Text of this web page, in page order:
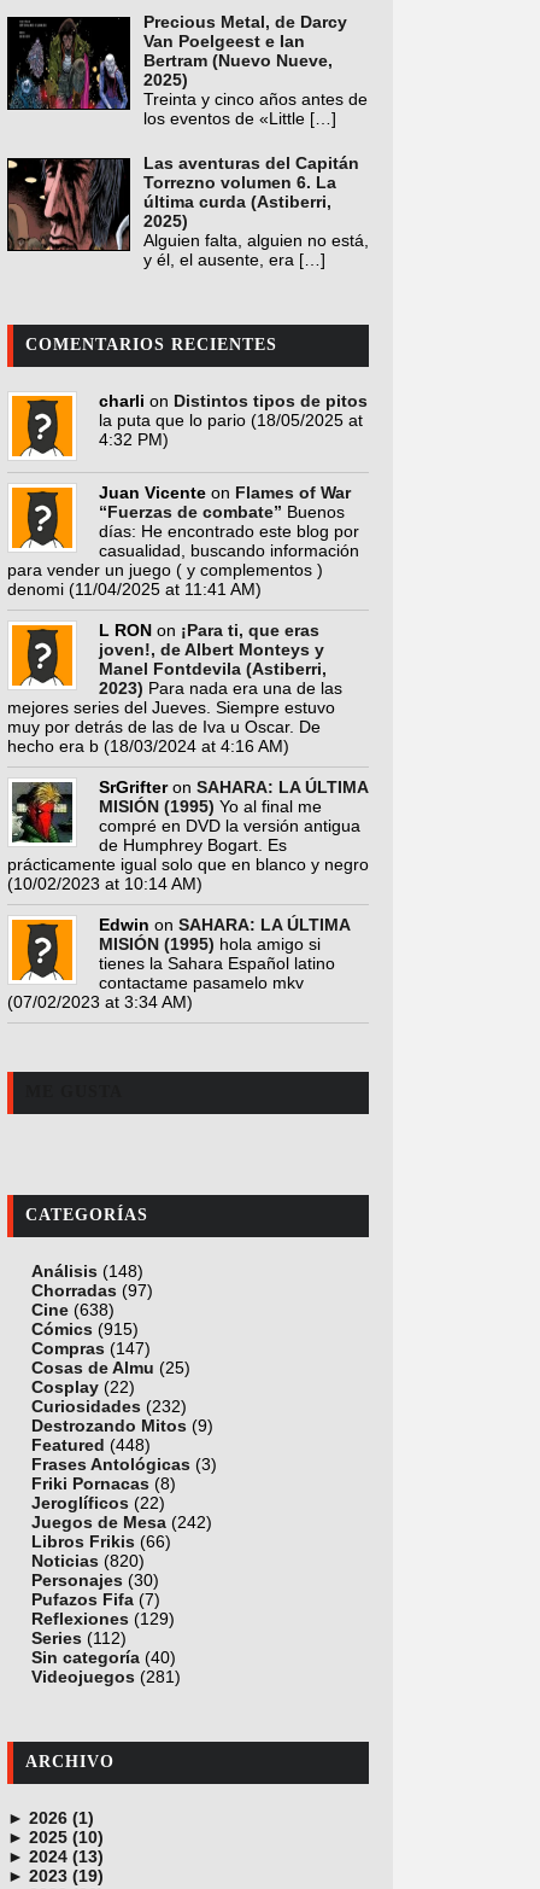
Precious Metal, de Darcy
Van Poelgeest e Ian
Bertram (Nuevo Nueve,
2025)
Treinta y cinco años antes de
los eventos de «Little […]
Las aventuras del Capitán
Torrezno volumen 6. La
última curda (Astiberri,
2025)
Alguien falta, alguien no está,
y él, el ausente, era […]
COMENTARIOS RECIENTES
charli on Distintos tipos de pitos
la puta que lo pario (18/05/2025 at
4:32 PM)
Juan Vicente on Flames of War
“Fuerzas de combate” Buenos
días: He encontrado este blog por
casualidad, buscando información
para vender un juego ( y complementos )
denomi (11/04/2025 at 11:41 AM)
L RON on ¡Para ti, que eras
joven!, de Albert Monteys y
Manel Fontdevila (Astiberri,
2023) Para nada era una de las
mejores series del Jueves. Siempre estuvo
muy por detrás de las de Iva u Oscar. De
hecho era b (18/03/2024 at 4:16 AM)
SrGrifteron SAHARA: LA ÚLTIMA
MISIÓN (1995) Yo al final me
compré en DVD la versión antigua
de Humphrey Bogart. Es
prácticamente igual solo que en blanco y negro
(10/02/2023 at 10:14 AM)
Edwin on SAHARA: LA ÚLTIMA
MISIÓN (1995) hola amigo si
tienes la Sahara Español latino
contactame pasamelo mkv
(07/02/2023 at 3:34 AM)
CATEGORÍAS
Análisis (148)
Chorradas (97)
Cine (638)
Cómics (915)
Compras (147)
Cosas de Almu (25)
Cosplay (22)
Curiosidades (232)
Destrozando Mitos (9)
Featured (448)
Frases Antológicas (3)
Friki Pornacas (8)
Jeroglíficos (22)
Juegos de Mesa (242)
Libros Frikis (66)
Noticias (820)
Personajes (30)
Pufazos Fifa (7)
Reflexiones (129)
Series (112)
Sin categoría (40)
Videojuegos (281)
ARCHIVO
► 2026 (1)
junio (1)
► 2025 (10)
noviembre (1)
octubre (1)
► 2024 (13)
diciembre (4)
► 2023 (19)